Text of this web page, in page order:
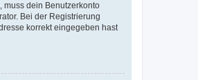
muss dein Benutzerkonto
Bei der Registrierung
korrekt eingegeben hast